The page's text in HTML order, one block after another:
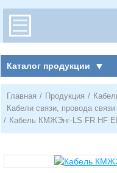
Каталог продукции
Главная / Продукция /
Кабели связи, провода связи
/ Кабель КМЖЭнг-LS FR HF